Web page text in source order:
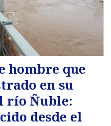
hombre que
en su
río Ñuble:
desde el